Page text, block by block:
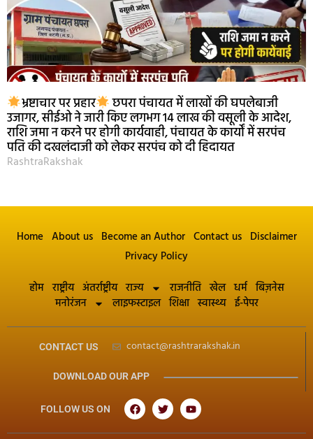
भ्रष्टाचार पर प्रहार छपरा पंचायत में लाखों की घपलेबाजी
उजागर, सीईओ ने जारी किए लगभग 14 लाख की वसूली के आदेश,
राशि जमा न करने पर होगी कार्यवाही, पंचायत के कार्यों में सरपंच
पति की दखलंदाजी को लेकर सरपंच को दी हिदायत
RashtraRakshak
Home About us Become an Author Contact us Disclaimer
Privacy Policy
होम राष्ट्रीय अंतर्राष्ट्रीय राज्य राजनीति खेल धर्म बिज़नेस
मनोरंजन
लाइफस्टाइल शिक्षा स्वास्थ्य ई-पेपर
CONTACT US contact@rashtrarakshak.in
DOWNLOAD OUR APP
FOLLOW US ON